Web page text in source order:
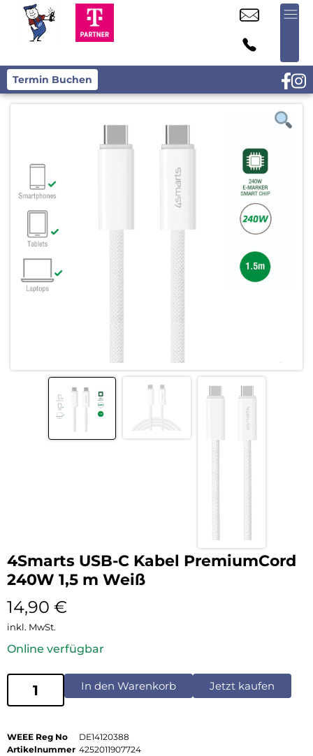
Termin Buchen
4Smarts USB-C Kabel PremiumCord
240W 1,5 m Weiß
14,90 €
inkl. MwSt.
Online verfügbar
In den Warenkorb Jetzt kaufen
WEEE Reg No
DE14120388
Artikelnummer 4252011907724